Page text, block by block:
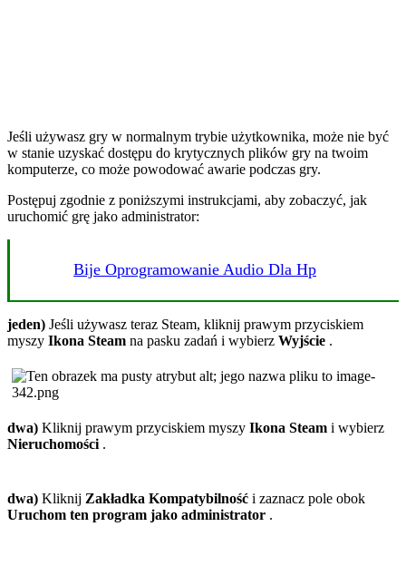
Jeśli używasz gry w normalnym trybie użytkownika, może nie być
w stanie uzyskać dostępu do krytycznych plików gry na twoim
komputerze, co może powodować awarie podczas gry.
Postępuj zgodnie z poniższymi instrukcjami, aby zobaczyć, jak
uruchomić grę jako administrator:
Bije Oprogramowanie Audio Dla Hp
jeden) Jeśli używasz teraz Steam, kliknij prawym przyciskiem
myszy Ikona Steam na pasku zadań i wybierz Wyjście .
dwa) Kliknij prawym przyciskiem myszy Ikona Steam i wybierz
Nieruchomości .
dwa) Kliknij Zakładka Kompatybilność i zaznacz pole obok
Uruchom ten program jako administrator .